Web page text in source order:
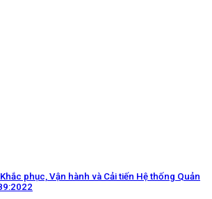
phục, Vận hành và Cải tiến Hệ thống Quản